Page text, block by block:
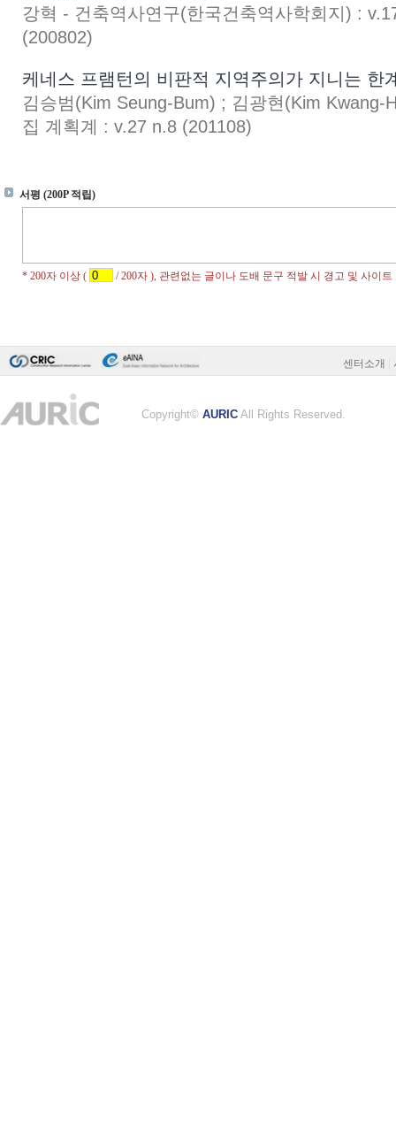
강혁 - 건축역사연구(한국건축역사학회지) :
(200802)
케네스 프램턴의 비판적 지역주의가 지니는 한
김승범(Kim Seung-Bum) ; 김광현(Kim Kwang-
집 계획계 : v.27 n.8 (201108)
센터소개
Copyright© AURIC All Rights Reserved.